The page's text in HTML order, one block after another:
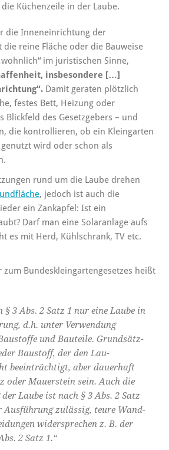
Küchenzeile in der Laube.
die Inneneinrichtung der
reine Fläche oder die Bauweise
im juristischen Sinne,
insbesondere […]
Damit geraten plötzlich
festes Bett, Heizung oder
Blickfeld des Gesetzgebers – und
die kontrollieren, ob ein Kleingarten
wird oder schon als
rund um die Laube drehen
, jedoch ist auch die
ein Zankapfel: Ist ein
Darf man eine Solaranlage aufs
es mit Herd, Kühlschrank, TV etc.
Bundeskleingartengesetzes heißt
§ 3 Abs. 2 Satz 1 nur eine Laube in
d.h. unter Verwendung
und Bauteile. Grundsätz­
Baustoff, der den Lau­
beeinträchtigt, aber dauerhaft
oder Mau­erstein sein. Auch die
Laube ist nach § 3 Abs. 2 Satz
Ausführung zulässig, teure Wand-
widersprechen z. B. der
2 Satz 1.“